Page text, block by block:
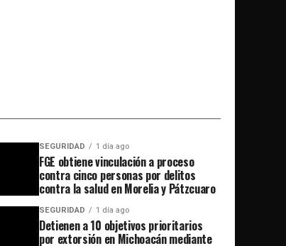
SEGURIDAD 1 día ago
FGE obtiene vinculación a proceso
contra cinco personas por delitos
contra la salud en Morelia y Pátzcuaro
SEGURIDAD 1 día ago
Detienen a 10 objetivos prioritarios
por extorsión en Michoacán mediante